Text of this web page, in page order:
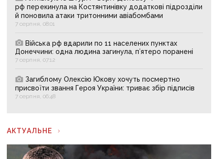
рф перекинула на Костянтинівку додаткові підрозділи
й поновила атаки тритонними авіабомбами
7 серпня, 08:01
Війська рф вдарили по 11 населених пунктах
Донеччини: одна людина загинула, п’ятеро поранені
7 серпня, 07:12
Загиблому Олексію Юкову хочуть посмертно
присвоїти звання Героя України: триває збір підписів
7 серпня, 06:48
АКТУАЛЬНЕ